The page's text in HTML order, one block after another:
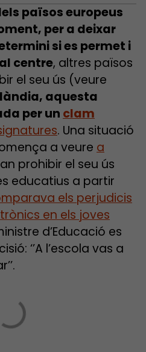
països europeus
per a deixar
si es permet i
centre, altres països
el seu ús (veure
aquesta
per un clam
. Una situació
a veure a
prohibir el seu ús
educatius a partir
els perjudicis
en els joves
d’Educació es
‘’A l’escola vas a